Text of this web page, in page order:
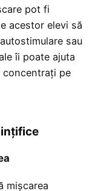
pot fi
acestor elevi să
sau
îi poate ajuta
concentrați pe
mișcarea